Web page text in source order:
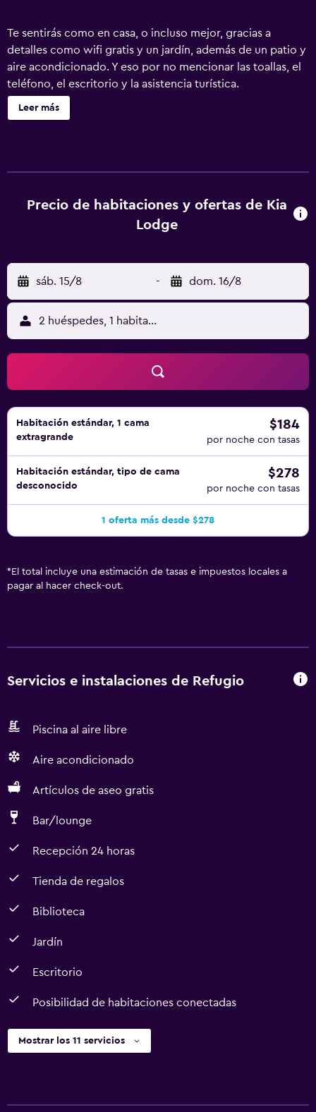
Te sentirás como en casa, o incluso mejor, gracias a
detalles como wifi gratis y un jardín, además de un patio y
aire acondicionado. Y eso por no mencionar las toallas, el
teléfono, el escritorio y la asistencia turística.
Leer más
Precio de habitaciones y ofertas de Kia
Lodge
sáb. 15/8 - dom. 16/8
2 huéspedes, 1 habitación
Habitación estándar, 1 cama
extragrande
$184
por noche con tasas
Habitación estándar, tipo de cama
desconocido
$278
por noche con tasas
1 oferta más desde $278
* El total incluye una estimación de tasas e impuestos locales a
pagar al hacer check-out.
Servicios e instalaciones de Refugio
Piscina al aire libre
Aire acondicionado
Artículos de aseo gratis
Bar/lounge
Recepción 24 horas
Tienda de regalos
Biblioteca
Jardín
Escritorio
Posibilidad de habitaciones conectadas
Mostrar los 11 servicios